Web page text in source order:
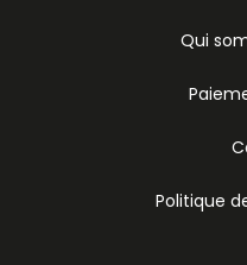
Qui
Politique